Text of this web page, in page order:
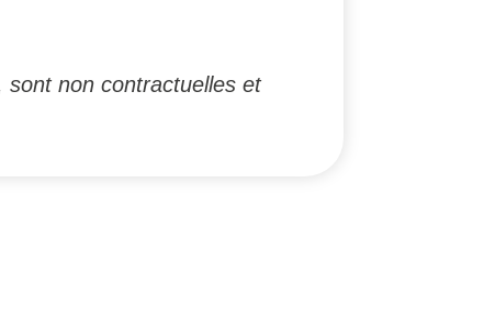
sont non contractuelles et